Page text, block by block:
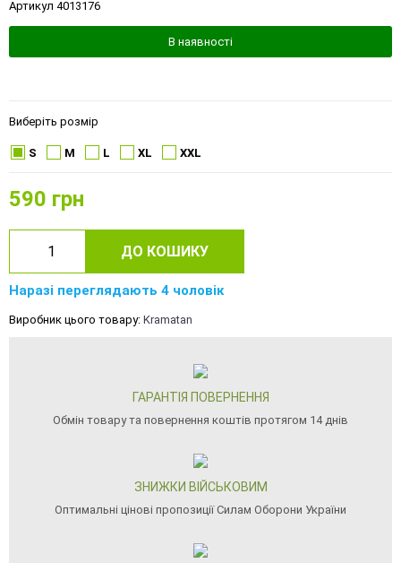
Артикул 4013176
В наявності
Виберіть розмір
S M L XL XXL
590 грн
ДО КОШИКУ
Наразі переглядають 4 чоловік
Виробник цього товару: Kramatan
ГАРАНТІЯ ПОВЕРНЕННЯ
Обмін товару та повернення коштів протягом 14 днів
ЗНИЖКИ ВІЙСЬКОВИМ
Оптимальні цінові пропозиції Силам Оборони України